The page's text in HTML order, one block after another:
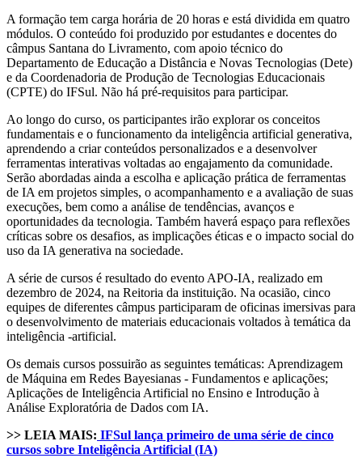
A formação tem carga horária de 20 horas e está dividida em quatro
módulos. O conteúdo foi produzido por estudantes e docentes do
câmpus Santana do Livramento, com apoio técnico do
Departamento de Educação a Distância e Novas Tecnologias (Dete)
e da Coordenadoria de Produção de Tecnologias Educacionais
(CPTE) do IFSul. Não há pré-requisitos para participar.
Ao longo do curso, os participantes irão explorar os conceitos
fundamentais e o funcionamento da inteligência artificial generativa,
aprendendo a criar conteúdos personalizados e a desenvolver
ferramentas interativas voltadas ao engajamento da comunidade.
Serão abordadas ainda a escolha e aplicação prática de ferramentas
de IA em projetos simples, o acompanhamento e a avaliação de suas
execuções, bem como a análise de tendências, avanços e
oportunidades da tecnologia. Também haverá espaço para reflexões
críticas sobre os desafios, as implicações éticas e o impacto social do
uso da IA generativa na sociedade.
A série de cursos é resultado do evento APO-IA, realizado em
dezembro de 2024, na Reitoria da instituição. Na ocasião, cinco
equipes de diferentes câmpus participaram de oficinas imersivas para
o desenvolvimento de materiais educacionais voltados à temática da
inteligência -artificial.
Os demais cursos possuirão as seguintes temáticas: Aprendizagem
de Máquina em Redes Bayesianas - Fundamentos e aplicações;
Aplicações de Inteligência Artificial no Ensino e Introdução à
Análise Exploratória de Dados com IA.
>> LEIA MAIS: IFSul lança primeiro de uma série de cinco
cursos sobre Inteligência Artificial (IA)